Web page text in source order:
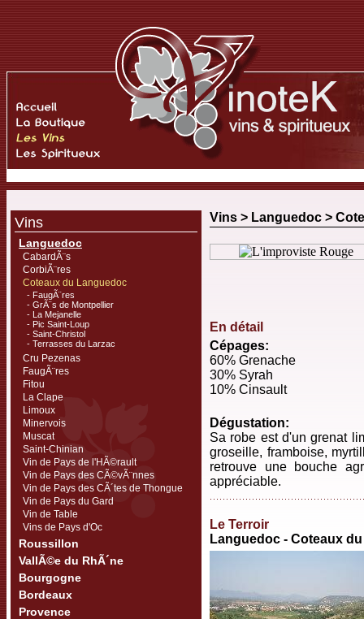
Vins
Languedoc
CabardÃ¨s
CorbiÃ¨res
Coteaux du Languedoc
- FaugÃ¨res
- GrÃ¨s de Montpellier
- La Mejanelle
- Pic Saint-Loup
- Saint-Christol
- Terrasses du Larzac
Cru Pezenas
FaugÃ¨res
Fitou
La Clape
Limoux
Minervois
Muscat
Saint-Chinian
Vin de Pays de l'HÃ©rault
Vin de Pays des CÃ©vÃ¨nnes
Vin de Pays des CÃ´tes de Thongue
Vin de Pays du Gard
Vin de Table
Vins de Pays d'Oc
Roussillon
VallÃ©e du RhÃ´ne
Bourgogne
Bordeaux
Provence
Vins > Languedoc >
En détail
Cépages:
60% Grenache
30% Syrah
10% Cinsault
Dégustation:
Sa robe est d'un grenat
groseille, framboise,
retrouve une bouche
appréciable.
Le Terroir
Languedoc - Coteaux